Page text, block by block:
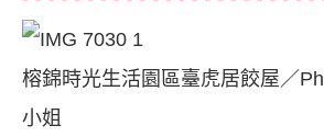
榕錦時光生活園區臺虎居餃屋／
小姐